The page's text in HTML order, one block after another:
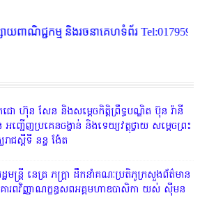
Tel:017959101
ជោ ហ៊ុន សែន និងសម្ដេចកិត្តិព្រឹទ្ធបណ្ឌិត ប៊ុន រ៉ានី
ជើញប្រគេនចង្ហាន់ និងទេយ្យវត្ថុថ្វាយ សម្តេចព្រះ
ាជស្តីទី នន្ទ ង៉ែត
ដ្ឋមន្ត្រី នេត្រ ភក្ត្រា ដឹកនាំគណៈប្រតិភូក្រសួងព័ត៌មាន
រពវិញ្ញាណក្ខន្ធសពអគ្គមហាឧបាសិកា យស់ ស៊ីមន